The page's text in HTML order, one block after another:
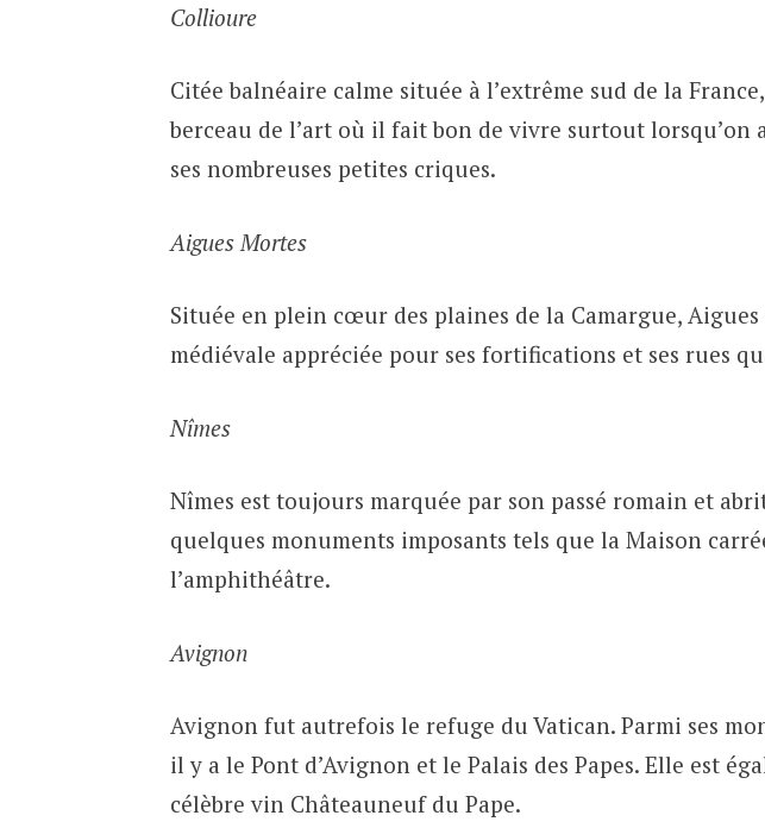
Collioure
Citée balnéaire calme située à l’extrême sud de la
berceau de l’art où il fait bon de vivre surtout lorsqu’on
ses nombreuses petites criques.
Aigues Mortes
Située en plein cœur des plaines de la Camargue,
médiévale appréciée pour ses fortifications et ses rues
Nîmes
Nîmes est toujours marquée par son passé romain et
quelques monuments imposants tels que la Maison
l’amphithéâtre.
Avignon
Avignon fut autrefois le refuge du Vatican. Parmi ses
il y a le Pont d’Avignon et le Palais des Papes. Elle est
célèbre vin Châteauneuf du Pape.